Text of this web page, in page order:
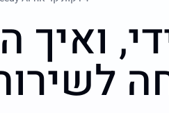
ואיך